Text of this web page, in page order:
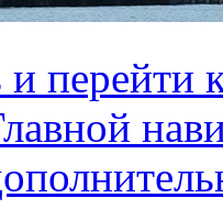
перейти